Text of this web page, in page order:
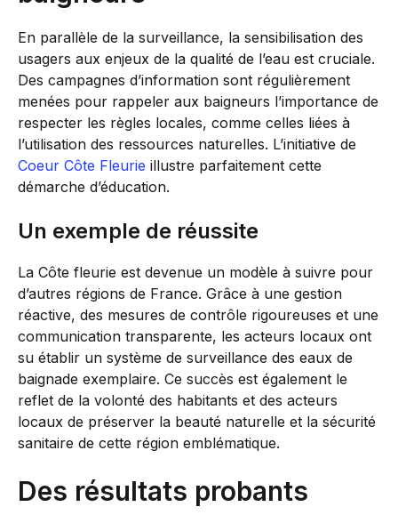
En parallèle de la surveillance, la sensibilisation des
usagers aux enjeux de la qualité de l’eau est cruciale.
Des campagnes d’information sont régulièrement
menées pour rappeler aux baigneurs l’importance de
respecter les règles locales, comme celles liées à
l’utilisation des ressources naturelles. L’initiative de
Coeur Côte Fleurie illustre parfaitement cette
démarche d’éducation.
Un exemple de réussite
La Côte fleurie est devenue un modèle à suivre pour
d’autres régions de France. Grâce à une gestion
réactive, des mesures de contrôle rigoureuses et une
communication transparente, les acteurs locaux ont
su établir un système de surveillance des eaux de
baignade exemplaire. Ce succès est également le
reflet de la volonté des habitants et des acteurs
locaux de préserver la beauté naturelle et la sécurité
sanitaire de cette région emblématique.
Des résultats probants